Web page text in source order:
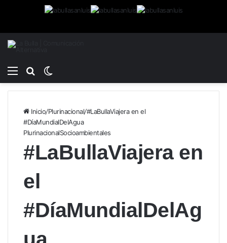
Menú
Buscar
por skin
Inicio/Plurinacional/#LaBullaViajera en el
#DíaMundialDelAgua
PlurinacionalSocioambientales
#LaBullaViajera en
el
#DíaMundialDelAg